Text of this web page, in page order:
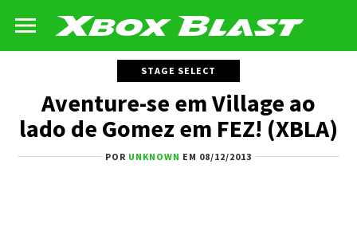
STAGE SELECT
Aventure-se em Village ao
lado de Gomez em FEZ! (XBLA)
POR UNKNOWN EM 08/12/2013